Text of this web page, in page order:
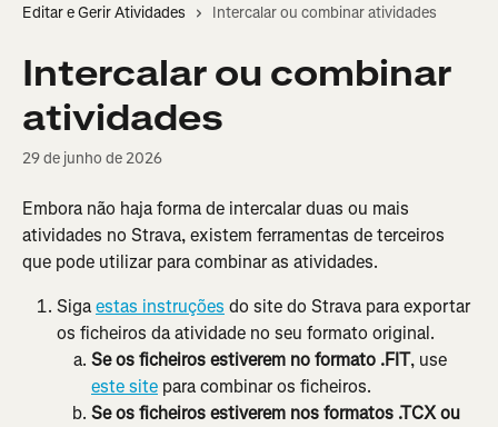
Editar e Gerir Atividades
Intercalar ou combinar atividades
Intercalar ou combinar
atividades
29 de junho de 2026
Embora não haja forma de intercalar duas ou mais
atividades no Strava, existem ferramentas de terceiros
que pode utilizar para combinar as atividades.
Siga estas instruções do site do Strava para exportar
os ficheiros da atividade no seu formato original.
Se os ficheiros estiverem no formato .FIT, use
este site para combinar os ficheiros.
Se os ficheiros estiverem nos formatos .TCX ou